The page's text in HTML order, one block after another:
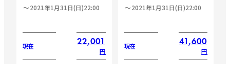
2021年1月31日(日)22:00
現在 22,001
円
2021年1月31日(日)22:00
現在 41,600
円